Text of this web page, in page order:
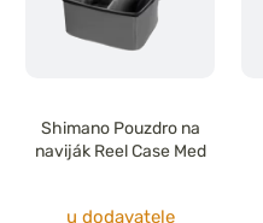
Shimano Pouzdro na
naviják Reel Case Med
u dodavatele